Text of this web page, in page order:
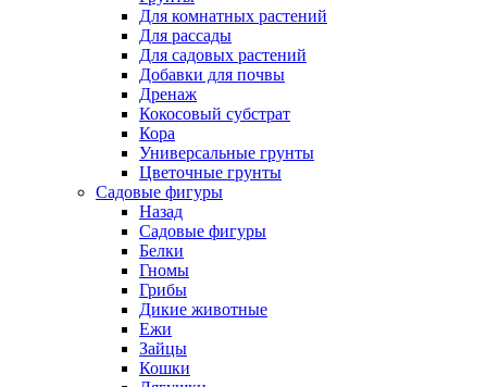
Для комнатных растений
Для рассады
Для садовых растений
Добавки для почвы
Дренаж
Кокосовый субстрат
Кора
Универсальные грунты
Цветочные грунты
Садовые фигуры
Назад
Садовые фигуры
Белки
Гномы
Грибы
Дикие животные
Ежи
Зайцы
Кошки